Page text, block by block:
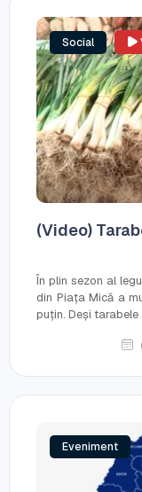
Social
(Video)
În plin sezon al
din Piața Mică a
puțin. Deși tarabele
Eveniment